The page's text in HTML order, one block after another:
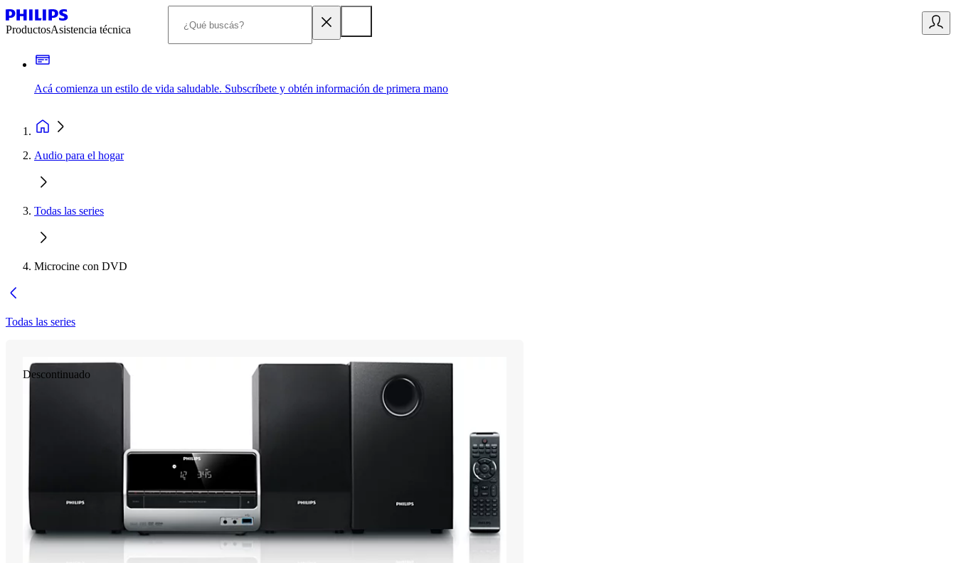
ProductosAsistencia técnica
Acá comienza un estilo de vida saludable. Subscríbete y obtén información de primera mano
Audio para el hogar
Todas las series
Microcine con DVD
Todas las series
Descontinuado